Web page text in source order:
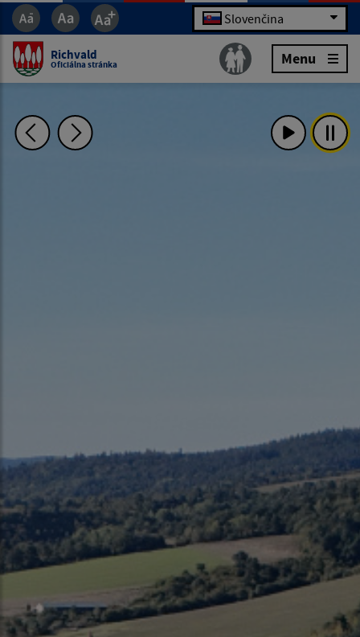
Slovenčina
Richvald
Oficiálna stránka Menu